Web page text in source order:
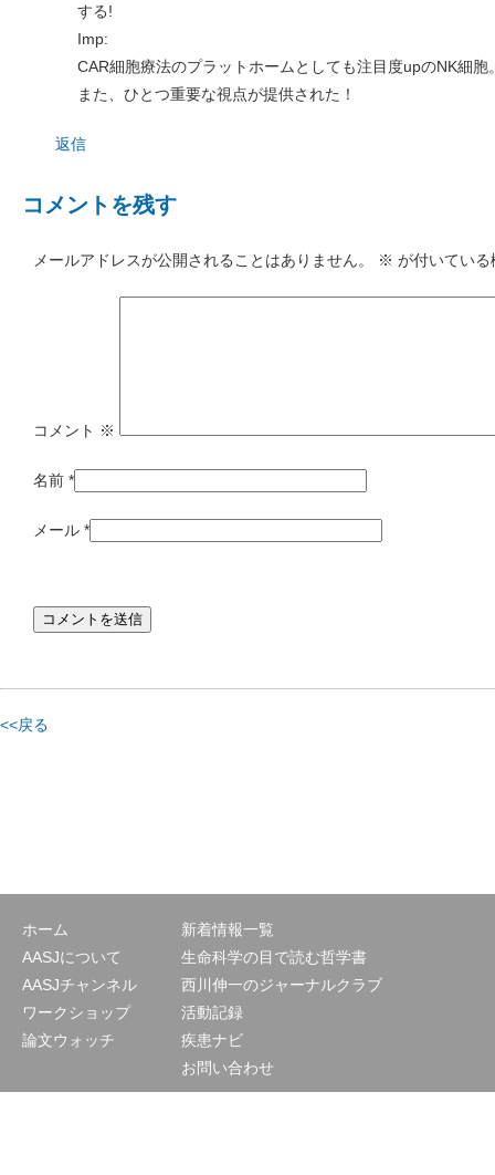
する!
Imp:
CAR細胞療法のプラットホームとしても注目度upのNK細胞
また、ひとつ重要な視点が提供された！
返信
コメントを残す
メールアドレスが公開されることはありません。 ※ が付いてい
コメント ※
名前 *
メール *
<<戻る
ホーム
AASJについて
AASJチャンネル
ワークショップ
論文ウォッチ
新着情報一覧
生命科学の目で読む哲学書
西川伸一のジャーナルクラブ
活動記録
疾患ナビ
お問い合わせ